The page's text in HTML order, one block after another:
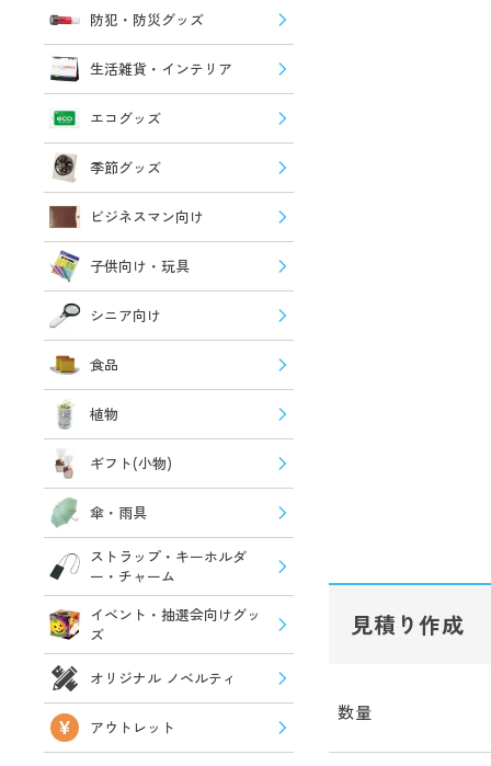
防犯・防災グッズ
生活雑貨・インテリア
エコグッズ
季節グッズ
ビジネスマン向け
子供向け・玩具
シニア向け
食品
植物
ギフト(小物)
傘・雨具
ストラップ・キーホルダ
ー・チャーム
イベント・抽選会向けグッ
ズ
オリジナル ノベルティ
アウトレット
見積り作成
数量